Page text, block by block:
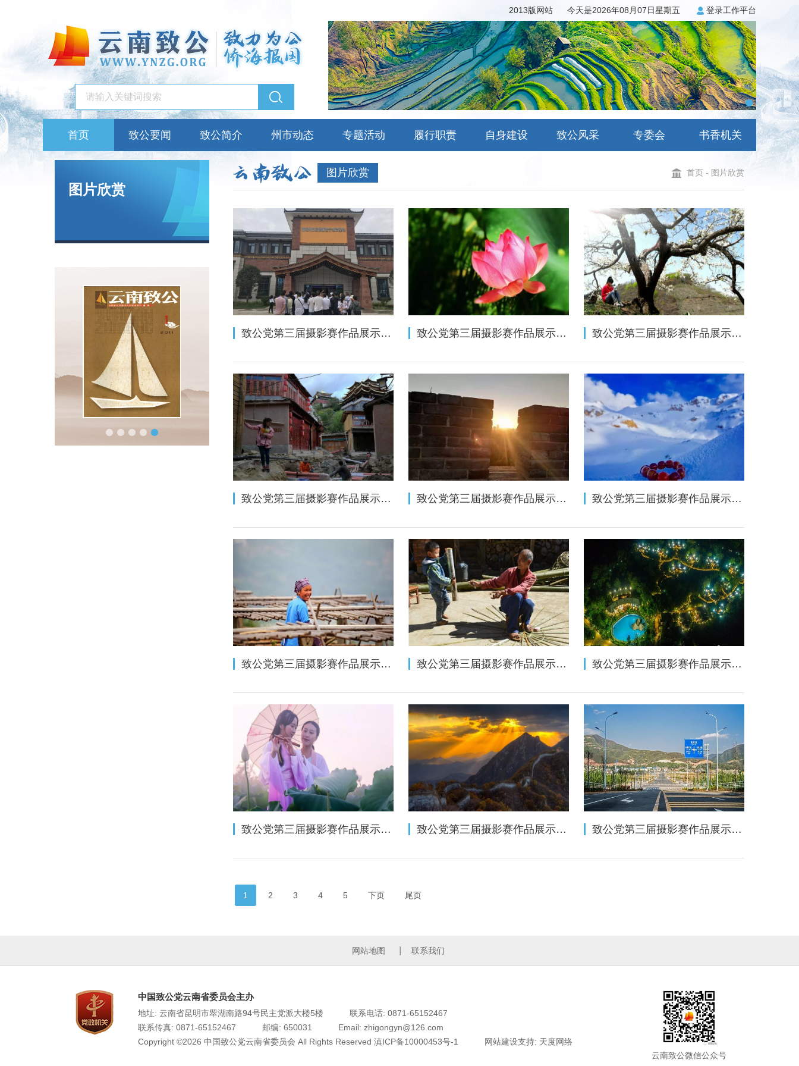
2013版网站 今天是2026年08月07日星期五 登录工作平台
首页 致公要闻 致公简介 州市动态 专题活动 履行职责 自身建设 致公风采 专委会 书香机关
图片欣赏
图片欣赏 首页 - 图片欣赏
致公党第三届摄影赛作品展示（手机类二十七——单幅摄影组） 致公党第三届摄影赛作品展示（手机类二十六——单幅摄影组） 致公党第三届摄影赛作品展示（手机类二十五——单幅摄影组）
致公党第三届摄影赛作品展示（手机类二十五——脱贫攻坚组） 致公党第三届摄影赛作品展示（手机类二十四——自然风光组） 致公党第三届摄影赛作品展示（相机类三十五——自然风光组）
致公党第三届摄影赛作品展示（相机类三十五——人文纪实组） 致公党第三届摄影赛作品展示（相机类三十四——人文纪实组） 致公党第三届摄影赛作品展示（相机类三十四——自然风光组）
致公党第三届摄影赛作品展示（相机类三十三——人文纪实组） 致公党第三届摄影赛作品展示（相机类三十三——自然风光组） 致公党第三届摄影赛作品展示（相机类三十三——单幅摄影组）
1 2 3 4 5 下页 尾页
网站地图 联系我们
中国致公党云南省委员会主办
地址: 云南省昆明市翠湖南路94号民主党派大楼5楼
联系电话: 0871-65152467
联系传真: 0871-65152467
邮编: 650031
Email: zhigongyn@126.com
Copyright ©2026 中国致公党云南省委员会 All Rights Reserved 滇ICP备10000453号-1 网站建设支持: 天度网络
云南致公微信公众号